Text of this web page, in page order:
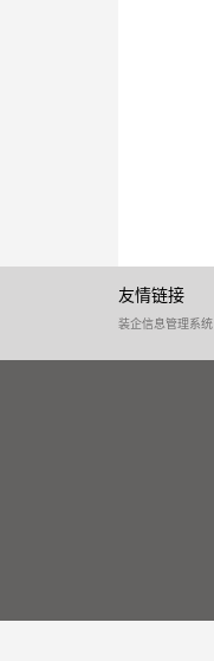
友情链接
装企信息管理系统